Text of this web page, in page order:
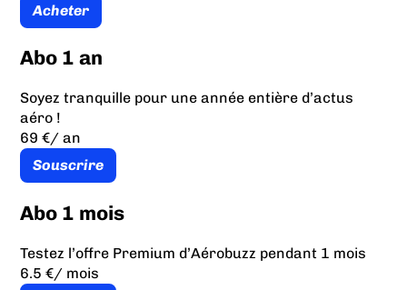
Acheter
Abo 1 an
Soyez tranquille pour une année entière d’actus
aéro !
69 €/ an
Souscrire
Abo 1 mois
Testez l’offre Premium d’Aérobuzz pendant 1 mois
6.5 €/ mois